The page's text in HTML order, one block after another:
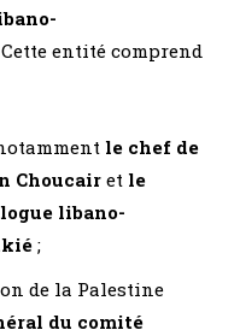
entité comprend
le chef de
Choucairet le
libano-
;
de la Palestine
du comité